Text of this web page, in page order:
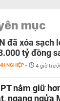
mục
đã xóa sạch
tỷ đồng
NGHIỆP - 4 giờ
nắm giữ
ngang ngửa